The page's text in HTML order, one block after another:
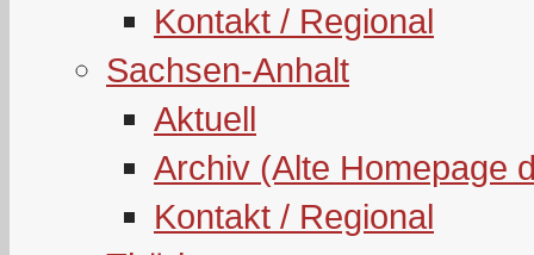
Kontakt / Regional
Sachsen-Anhalt
Aktuell
Archiv (Alte Homepage
Kontakt / Regional